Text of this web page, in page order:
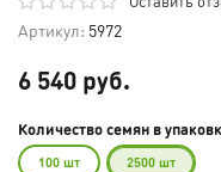
Артикул: 5972
6 540 руб.
Количество семян в
100 шт 2500 шт